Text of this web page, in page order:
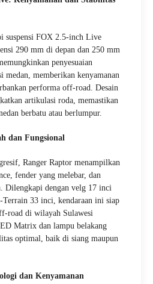
suspensi FOX 2.5-inch Live
290 mm di depan dan 250 mm
penyesuaian
medan, memberikan kenyamanan
performa off-road. Desain
artikulasi roda, memastikan
berbatu atau berlumpur.
dan Fungsional
Ranger Raptor menampilkan
fender yang melebar, dan
Dilengkapi dengan velg 17 inci
33 inci, kendaraan ini siap
road di wilayah Sulawesi
Matrix dan lampu belakang
optimal, baik di siang maupun
dan Kenyamanan